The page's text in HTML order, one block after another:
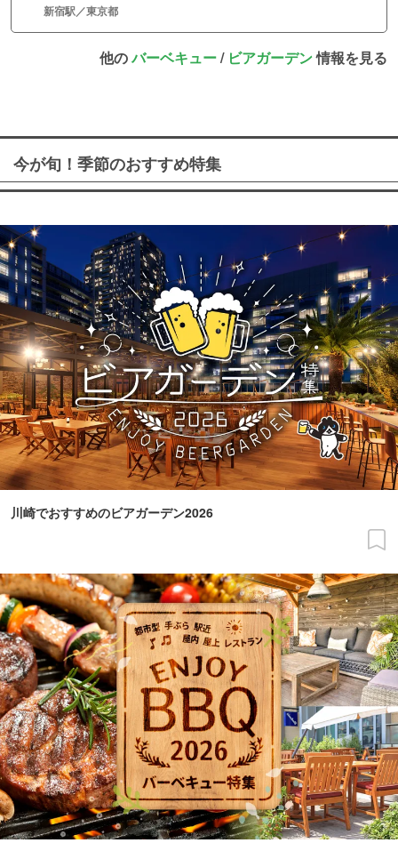
新宿駅／東京都
他のバーベキュー/ ビアガーデン情報を見る
今が旬！季節のおすすめ特集
川崎でおすすめのビアガーデン2026